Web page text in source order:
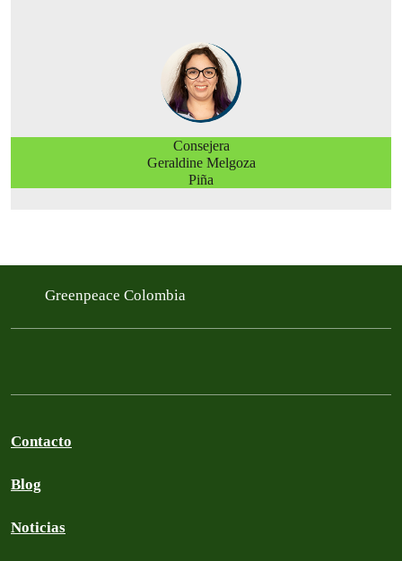
Consejera
Geraldine Melgoza
Piña
Greenpeace Colombia
Contacto
Blog
Noticias